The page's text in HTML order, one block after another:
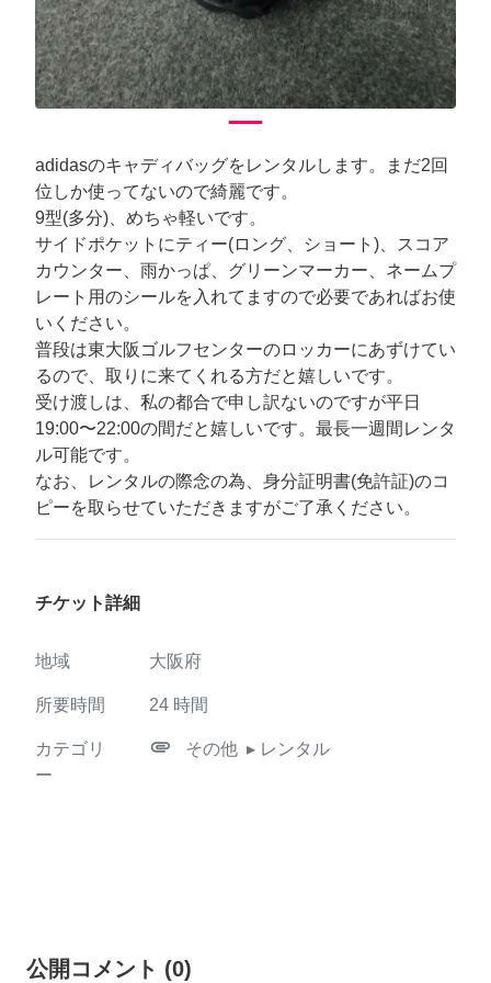
adidasのキャディバッグをレンタルします。まだ2回
位しか使ってないので綺麗です。
9型(多分)、めちゃ軽いです。
サイドポケットにティー(ロング、ショート)、スコア
カウンター、雨かっぱ、グリーンマーカー、ネームプ
レート用のシールを入れてますので必要であればお使
いください。
普段は東大阪ゴルフセンターのロッカーにあずけてい
るので、取りに来てくれる方だと嬉しいです。
受け渡しは、私の都合で申し訳ないのですが平日
19:00〜22:00の間だと嬉しいです。最長一週間レンタ
ル可能です。
なお、レンタルの際念の為、身分証明書(免許証)のコ
ピーを取らせていただきますがご了承ください。
チケット詳細
地域 大阪府
所要時間 24 時間
カテゴリ
ー
attachment その他 ▸ レンタル
公開コメント (0)